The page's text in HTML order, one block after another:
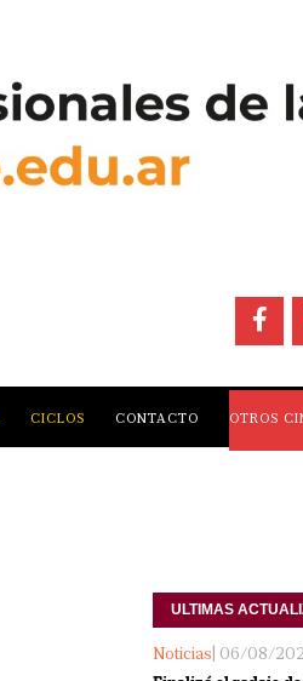
CICLOS CONTACTO OTROS
ULTIMAS
Noticias | 06/08/